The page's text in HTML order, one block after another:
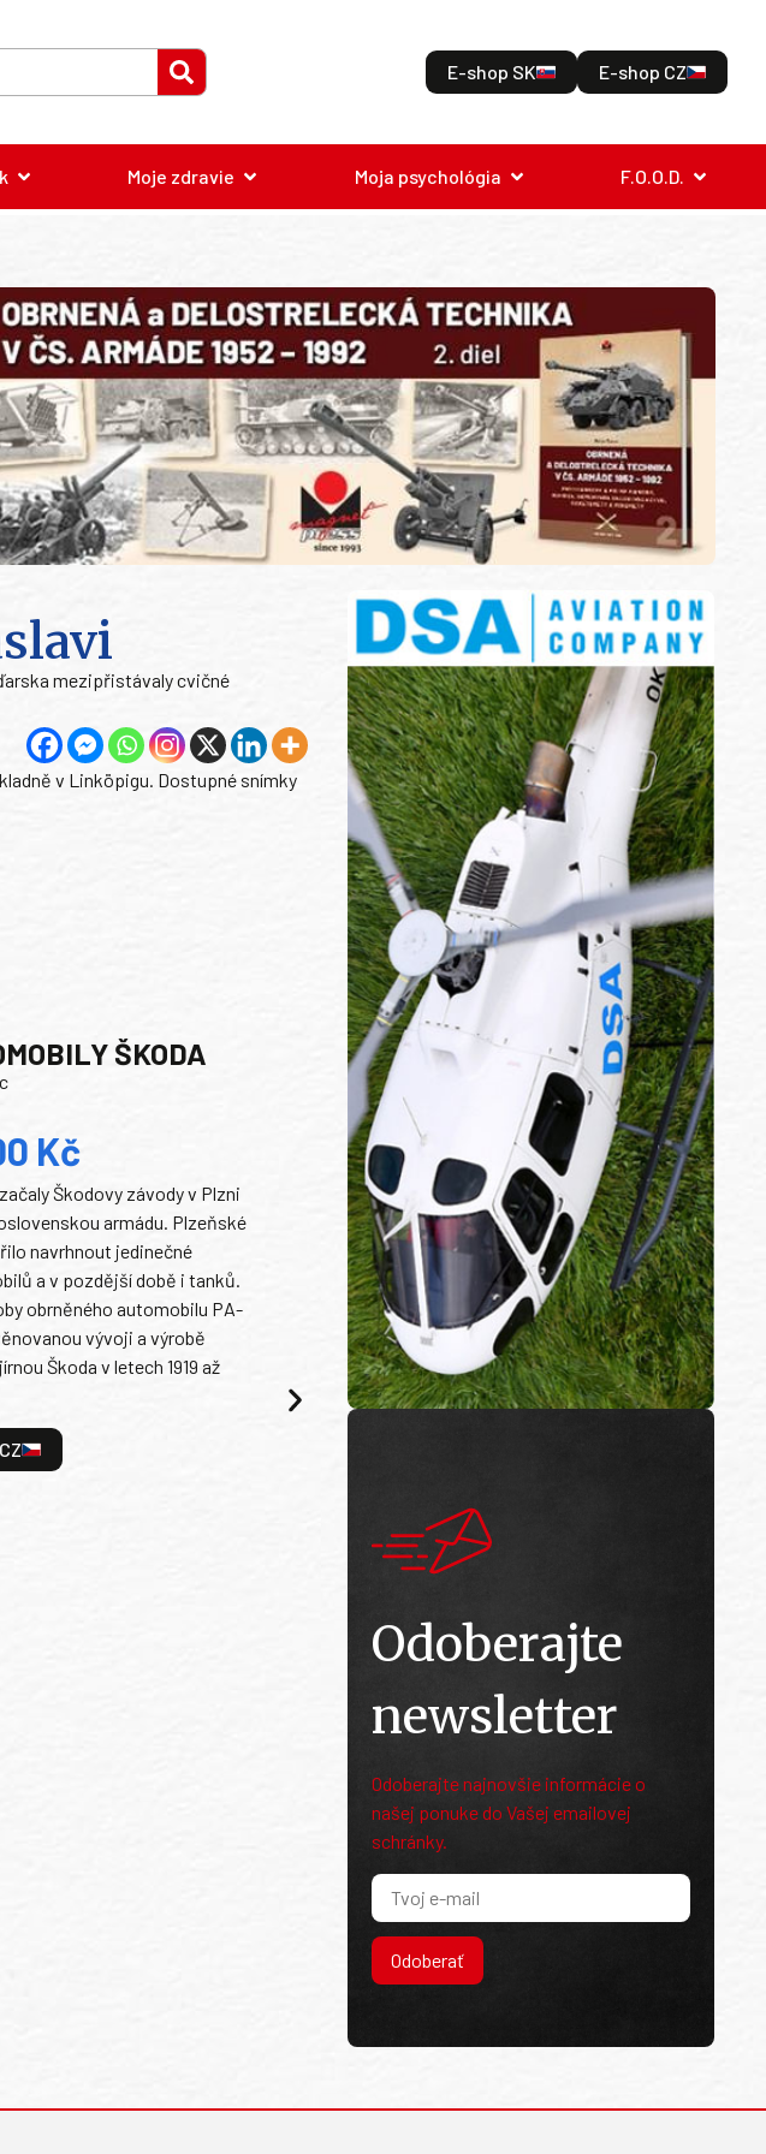
E-shop SK E-shop CZ
Moje zdravie Moja psychológia F.O.O.D.
mezipřistávaly cvičné
v Linköpigu. Dostupné snímky
ŠKODA
Kč
Škodovy závody v Plzni
armádu. Plzeňské
navrhnout jedinečné
a v pozdější době i tanků.
obrněného automobilu PA-
vývoji a výrobě
Škoda v letech 1919 až
Odoberajte
newsletter
Odoberajte najnovšie informácie o
našej ponuke do Vašej emailovej
schránky.
Odoberať